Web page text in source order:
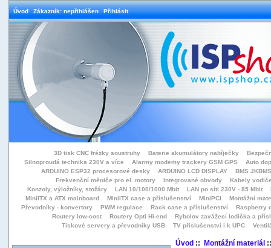
Úvod Zákazník: nepřihlášen Přihlásit
3D tisk CNC frézky soustruhy Baterie akumulátory nabíječky
Silnoproudá technika 230V a více
Alarmy modemy trackery GSM GPS
Auto
ARDUINO ESP32 procesorové desky
ARDUINO LCD DISPLAY
BMS
Frekvenční měniče pro el. motory
Integrované obvody
Kabely
Konzoly, výložníky, stožáry
LAN 10/100/1000 Mbit LAN po síti 230V - 85 Mbit
MiniITX a ATX mainboard
MiniITX case a příslušenství MiniPCI
Montážní
Převodníky - konvertory
PWM regulace Rack case a příslušenství
Raspberry
Routery low-cost
Routery Opti Hi-end
Rybolov zavážecí lodička a přísl
Tiskové servery a převodníky USB
TV příslušenství i k UPC
Úvod:: Montážní materiál::